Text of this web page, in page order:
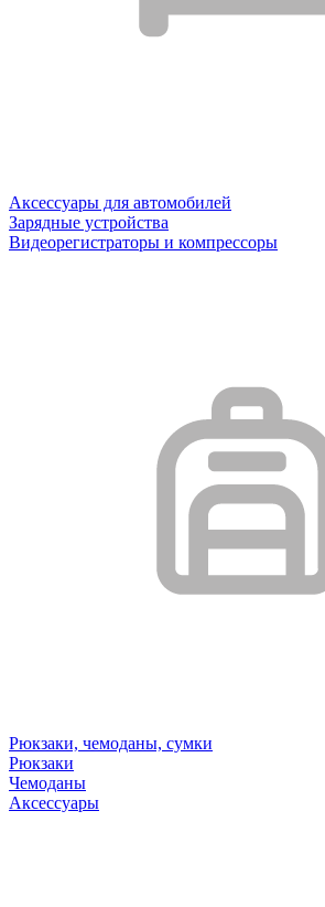
Аксессуары для автомобилей
Зарядные устройства
Видеорегистраторы и компрессоры
Рюкзаки, чемоданы, сумки
Рюкзаки
Чемоданы
Аксессуары